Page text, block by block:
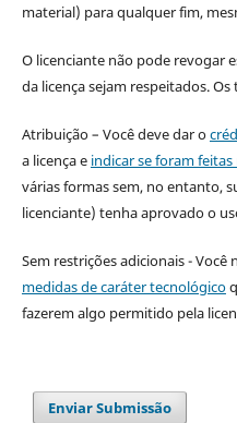
material) para qualquer fim,
O licenciante não pode revogar
da licença sejam respeitados.
Atribuição – Você deve dar o
a licença e indicar se foram
várias formas sem, no entanto,
licenciante) tenha aprovado o
Sem restrições adicionais -
medidas de caráter tecnológico
fazerem algo permitido pela
Enviar Submissão